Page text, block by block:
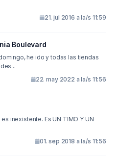
21. jul 2016 a la/s 11:59
Boulevard
las tiendas
22. may 2022 a la/s 11:56
inexistente. Es UN TIMO Y UN
01. sep 2018 a la/s 11:56